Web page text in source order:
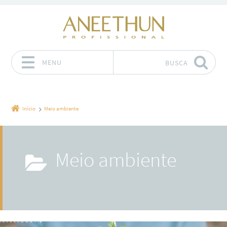
MENU BUSCA
Início Meio ambiente
Meio ambiente